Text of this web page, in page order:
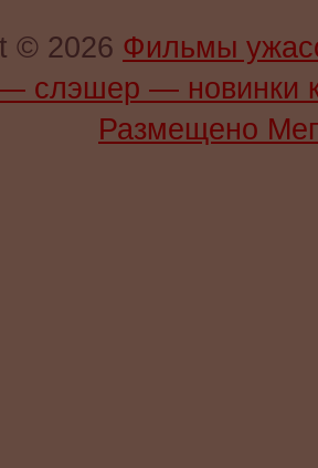
© 2026 Фильмы
слэшер —
Размещено